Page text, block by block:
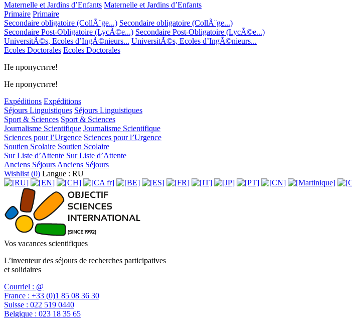
Maternelle et Jardins d’Enfants Maternelle et Jardins d’Enfants
Primaire Primaire
Secondaire obligatoire (CollÃ¨ge...) Secondaire obligatoire (CollÃ¨ge...)
Secondaire Post-Obligatoire (LycÃ©e...) Secondaire Post-Obligatoire (LycÃ©e...)
UniversitÃ©s, Ecoles d’IngÃ©nieurs... UniversitÃ©s, Ecoles d’IngÃ©nieurs...
Ecoles Doctorales Ecoles Doctorales
Не пропустите!
Не пропустите!
Expéditions Expéditions
Séjours Linguistiques Séjours Linguistiques
Sport & Sciences Sport & Sciences
Journalisme Scientifique Journalisme Scientifique
Sciences pour l’Urgence Sciences pour l’Urgence
Soutien Scolaire Soutien Scolaire
Sur Liste d’Attente Sur Liste d’Attente
Anciens SéjoursAnciens Séjours
Wishlist (0) Langue : RU
Vos vacances scientifiques
L’inventeur des séjours de recherches participatives
et solidaires
Courriel : @
France : +33 (0)1 85 08 36 30
Suisse : 022 519 0440
Belgique : 023 18 35 65